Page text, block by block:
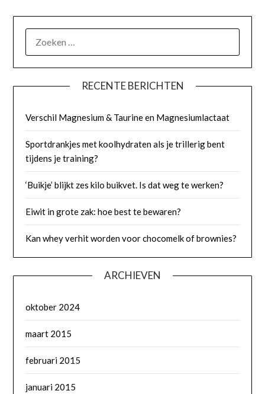
NAAR:
RECENTE BERICHTEN
Verschil Magnesium & Taurine en Magnesiumlactaat
Sportdrankjes met koolhydraten als je trillerig bent
tijdens je training?
‘Buikje’ blijkt zes kilo buikvet. Is dat weg te werken?
Eiwit in grote zak: hoe best te bewaren?
Kan whey verhit worden voor chocomelk of brownies?
ARCHIEVEN
oktober 2024
maart 2015
februari 2015
januari 2015